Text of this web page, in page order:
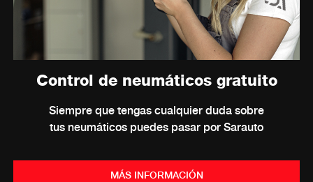
Control de neumáticos gratuito
Siempre que tengas cualquier duda sobre
tus neumáticos puedes pasar por Sarauto
MÁS INFORMACIÓN